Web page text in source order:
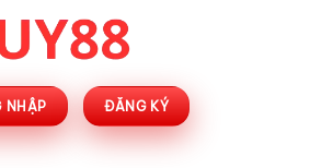
NHẬP ĐĂNG KÝ